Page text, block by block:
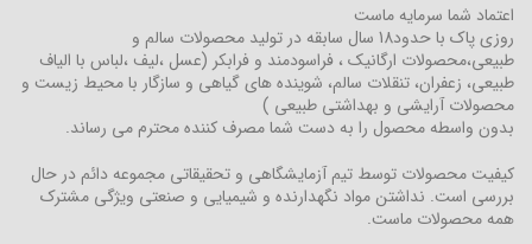
اعتماد شما سرمایه ماست
روزی پاک با حدود18 سال سابقه در تولید محصولات سالم و
طبیعی،محصولات ارگانیک ، فراسودمند و فرابکر (عسل ،لیف ،لباس با الیاف
طبیعی، زعفران، تنقلات سالم، شوینده های گیاهی و سازگار با محیط زیست و
محصولات آرایشی و بهداشتی طبیعی )
بدون واسطه محصول را به دست شما مصرف کننده محترم می رساند.
کیفیت محصولات توسط تیم آزمایشگاهی و تحقیقاتی مجموعه دائم در حال
بررسی است. نداشتن مواد نگهدارنده و شیمیایی و صنعتی ویژگی مشترک
همه محصولات ماست.